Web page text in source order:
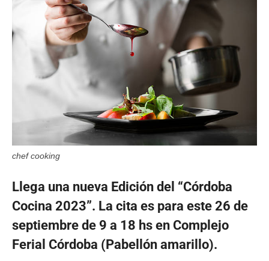
chef cooking
Llega una nueva Edición del “Córdoba
Cocina 2023”. La cita es para este 26 de
septiembre de 9 a 18 hs en Complejo
Ferial Córdoba (Pabellón amarillo).